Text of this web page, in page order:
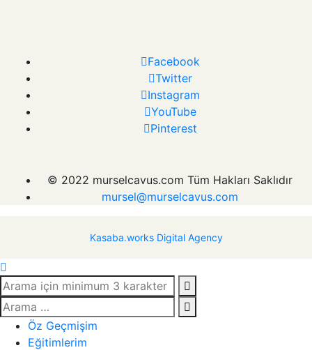
Facebook
Twitter
Instagram
YouTube
Pinterest
© 2022 murselcavus.com Tüm Hakları Saklıdır
mursel@murselcavus.com
Kasaba.works Digital Agency
Öz Geçmişim
Eğitimlerim